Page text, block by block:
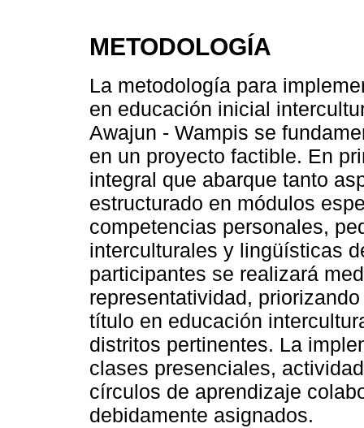
METODOLOGÍA
La metodología para
en educación inicial
Awajun - Wampis se
en un proyecto factible. En
integral que abarque tanto
estructurado en módulos
competencias personales,
interculturales y lingüísticas
participantes se realizará
representatividad,
título en educación
distritos pertinentes. La
clases presenciales,
círculos de aprendizaje
debidamente asignados.